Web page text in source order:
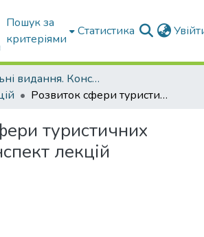
Пошук за
критеріями
Статистика
Навчальні видання. Конспекти лекцій
Розвиток сфери туристичних послуг : конспект лекцій
туристичних
лекцій